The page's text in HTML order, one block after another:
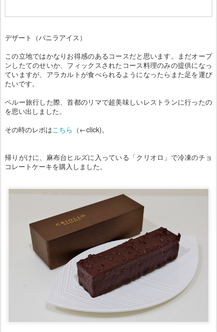
デザート（バニラアイス）
この立地ではかなりお得感のあるコースだと思います。まだオープ
ンしたてのせいか、フィックスされたコース料理のみの提供になっ
ていますが、アラカルトが食べられるようになったらまた足を運び
たいです。
ペルー旅行した際、首都のリマで超美味しいレストランに行ったの
を思い出しました。
その時のレポはこちら （←click)。
帰りがけに、麻布台ヒルズに入っている「クリオロ」で冷凍のチョ
コレートケーキを購入しました。